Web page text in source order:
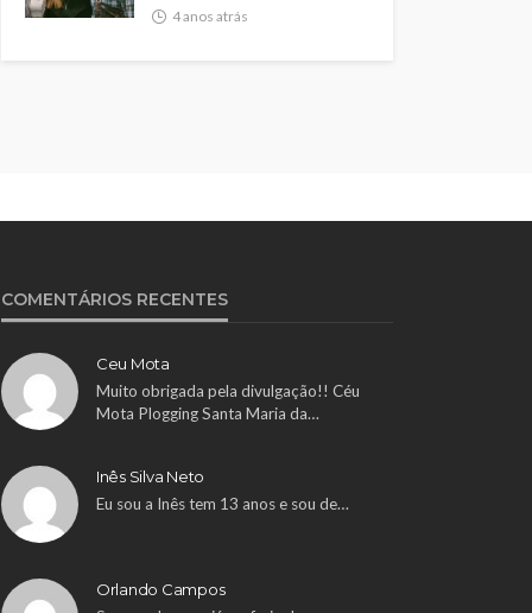
4 anos atrás
COMENTÁRIOS RECENTES
Ceu Mota
Muito obrigada pela divulgação!! Céu
Mota Plogging Santa Maria da…
Inês Silva Neto
Eu sou a Inês tem 13 anos e sou de…
Orlando Campos